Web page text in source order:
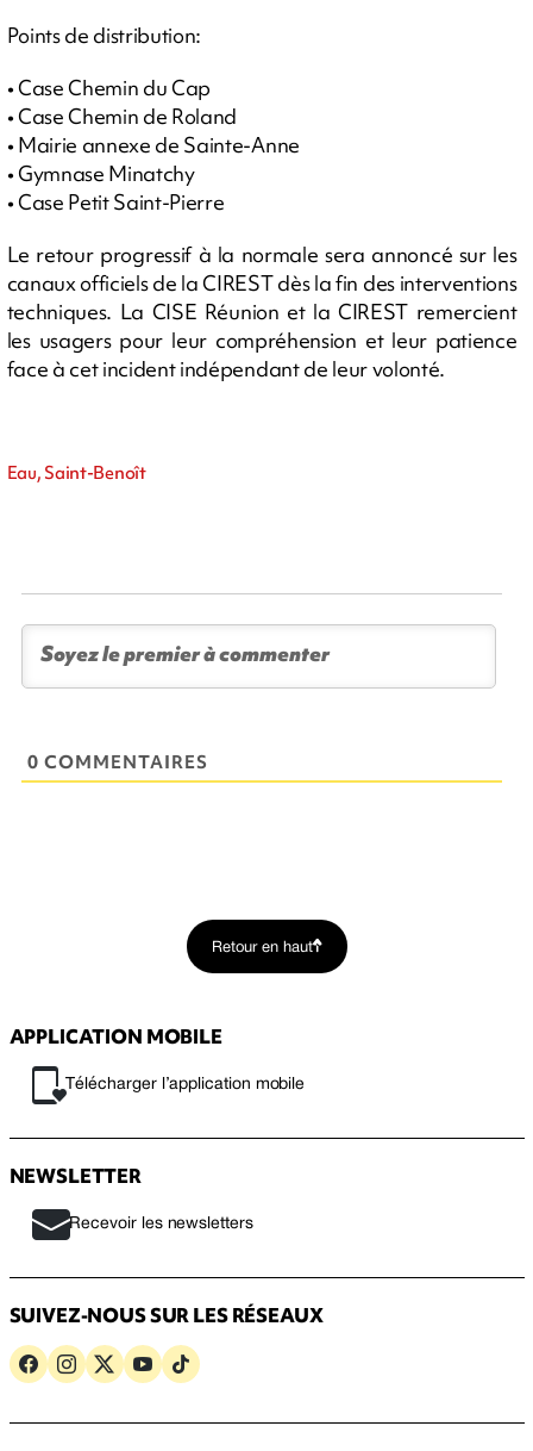
Points de distribution:
• Case Chemin du Cap
• Case Chemin de Roland
• Mairie annexe de Sainte-Anne
• Gymnase Minatchy
• Case Petit Saint-Pierre
Le retour progressif à la normale sera annoncé sur les
canaux officiels de la CIREST dès la fin des interventions
techniques. La CISE Réunion et la CIREST remercient
les usagers pour leur compréhension et leur patience
face à cet incident indépendant de leur volonté.
Eau, Saint-Benoît
0 COMMENTAIRES
Retour en haut
APPLICATION MOBILE
Télécharger l’application mobile
NEWSLETTER
Recevoir les newsletters
SUIVEZ-NOUS SUR LES RÉSEAUX